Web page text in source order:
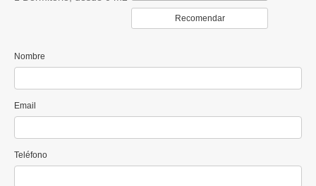
Recomendar
Nombre
Email
Teléfono